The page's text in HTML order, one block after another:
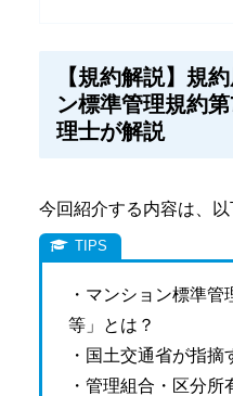
【規約解説】規
ン標準管理規約
理士が解説
今回紹介する内容は、以
・マンション標準
等」とは？
・国土交通省が指
・管理組合・区分